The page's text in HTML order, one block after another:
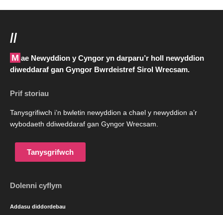
//
Mae Newyddion y Cyngor yn darparu’r holl newyddion
diweddaraf gan Gyngor Bwrdeistref Sirol Wrecsam.
Prif storiau
Tanysgrifiwch i’n bwletin newyddion a chael y newyddion a’r
wybodaeth ddiweddaraf gan Gyngor Wrecsam.
Tanysgrifwch
Dolenni cyflym
Addasu diddordebau